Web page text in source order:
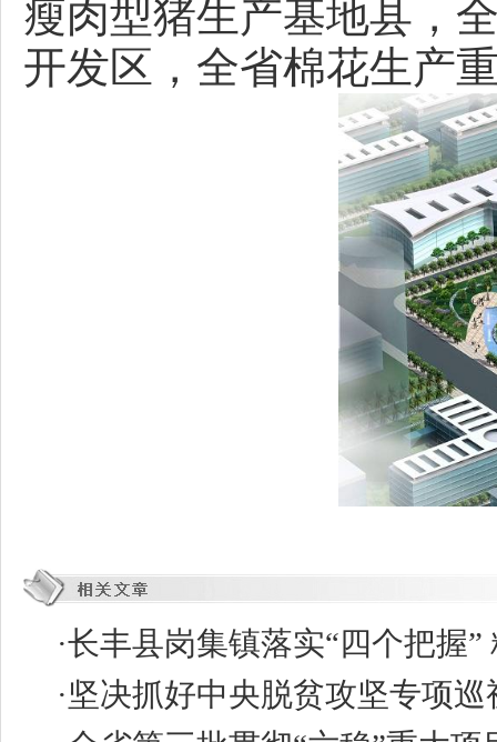
瘦肉型猪生产基地县，
开发区，全省棉花生产
·长丰县岗集镇落实“四个把握
·坚决抓好中央脱贫攻坚专项